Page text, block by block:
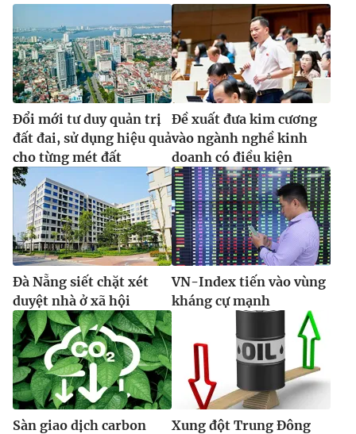
Đổi mới tư duy quản trị
đất đai, sử dụng hiệu quả
cho từng mét đất
Đề xuất đưa kim cương
vào ngành nghề kinh
doanh có điều kiện
Đà Nẵng siết chặt xét
duyệt nhà ở xã hội
VN-Index tiến vào vùng
kháng cự mạnh
Sàn giao dịch carbon
Xung đột Trung Đông